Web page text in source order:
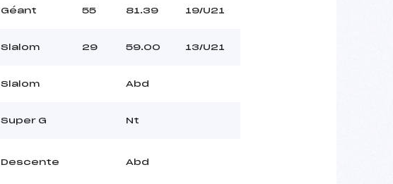
Géant 55 81.39 19/U21
Slalom 29 59.00 13/U21
Slalom Abd
Super G Nt
Descente Abd